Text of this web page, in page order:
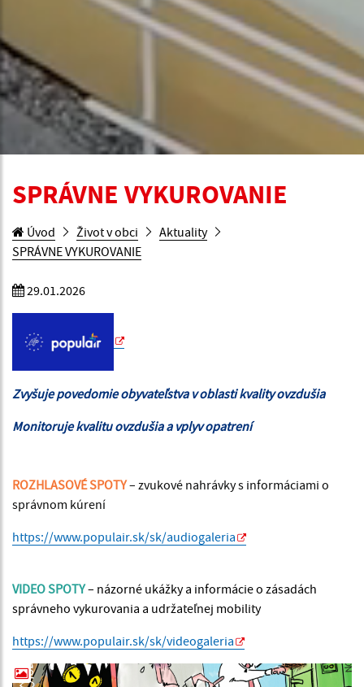
SPRÁVNE VYKUROVANIE
Úvod Život v obci
Aktuality
SPRÁVNE VYKUROVANIE
29.01.2026
Zvyšuje povedomie obyvateľstva v oblasti kvality ovzdušia
Monitoruje kvalitu ovzdušia a vplyv opatrení
ROZHLASOVÉ SPOTY– zvukové nahrávky s informáciami o
správnom kúrení
https://www.populair.sk/sk/audiogaleria
VIDEO SPOTY– názorné ukážky a informácie o zásadách
správneho vykurovania a udržateľnej mobility
https://www.populair.sk/sk/videogaleria